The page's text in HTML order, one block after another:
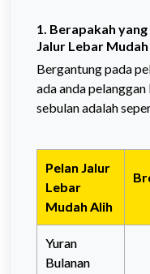
1. Berapakah
Jalur Lebar
Bergantung pada
ada anda
sebulan adalah
Pelan Jalur
Lebar
Mudah Alih
Yuran
Bulanan